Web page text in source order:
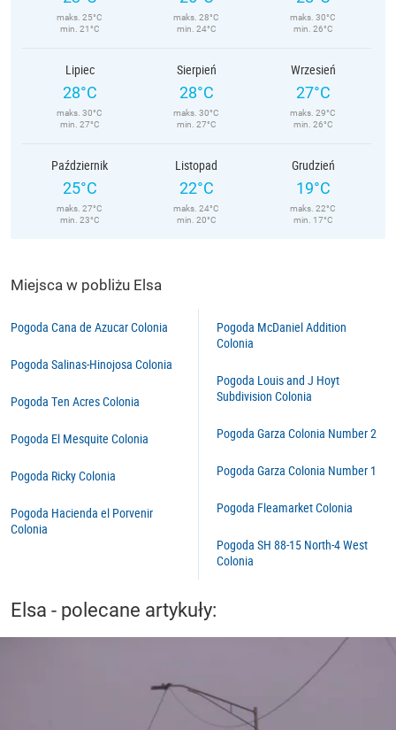
maks. 25°C
min. 21°C
maks. 28°C
min. 24°C
maks. 30°C
min. 26°C
Lipiec
28°C
maks. 30°C
min. 27°C
Sierpień
28°C
maks. 30°C
min. 27°C
Wrzesień
27°C
maks. 29°C
min. 26°C
Październik
25°C
maks. 27°C
min. 23°C
Listopad
22°C
maks. 24°C
min. 20°C
Grudzień
19°C
maks. 22°C
min. 17°C
Miejsca w pobliżu Elsa
Pogoda Cana de Azucar Colonia
Pogoda Salinas-Hinojosa Colonia
Pogoda Ten Acres Colonia
Pogoda El Mesquite Colonia
Pogoda Ricky Colonia
Pogoda Hacienda el Porvenir
Colonia
Pogoda McDaniel Addition
Colonia
Pogoda Louis and J Hoyt
Subdivision Colonia
Pogoda Garza Colonia Number 2
Pogoda Garza Colonia Number 1
Pogoda Fleamarket Colonia
Pogoda SH 88-15 North-4 West
Colonia
Elsa - polecane artykuły: